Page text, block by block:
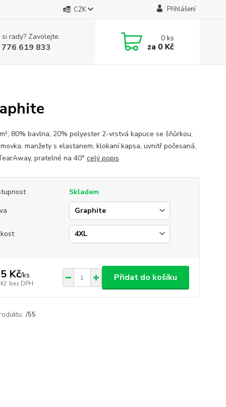
CZK Přihlášení
rady? Zavolejte.
619 833
0ks
za 0 Kč
80% bavlna, 20% polyester 2-vrstvá kapuce se šňůrkou,
manžety s elastanem, klokaní kapsa, uvnitř počesaná,
pratelné na 40° celý popis
Skladem
Kč/ks
bez DPH
Přidat do košíku
/55